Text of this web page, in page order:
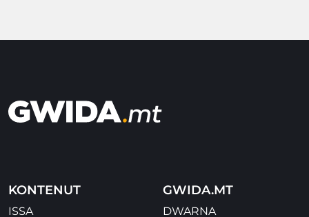
KONTENUT
ISSA
GWIDA.MT
DWARNA